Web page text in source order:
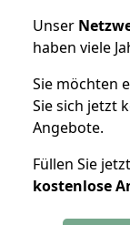
Unser
haben viele
Sie möchten
Sie sich jetzt
Angebote.
Füllen Sie
kostenlose